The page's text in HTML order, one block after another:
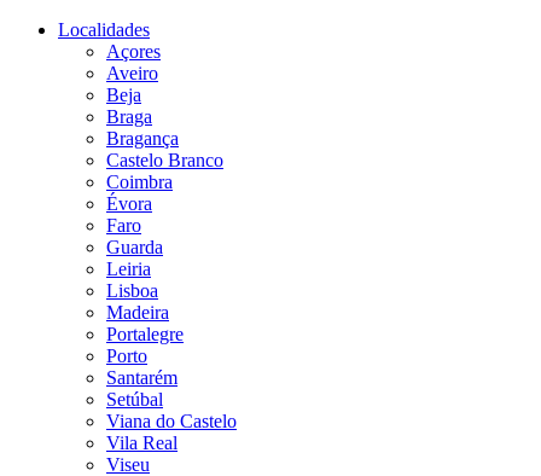
Localidades
Açores
Aveiro
Beja
Braga
Bragança
Castelo Branco
Coimbra
Évora
Faro
Guarda
Leiria
Lisboa
Madeira
Portalegre
Porto
Santarém
Setúbal
Viana do Castelo
Vila Real
Viseu